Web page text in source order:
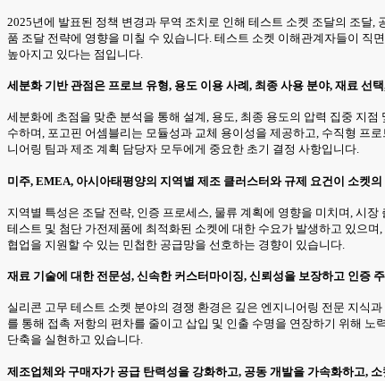
2025년에 발표된 정책 변경과 무역 조치로 인해 테스트 소켓 조달의 조달
품 조달 전략에 영향을 미칠 수 있습니다. 테스트 소켓 이해관계자들이 직
높아지고 있다는 점입니다.
세분화 기반 관점은 프로브 유형, 용도 이용 사례, 최종 사용 분야, 재료 선
세분화에 초점을 맞춘 분석을 통해 설계, 용도, 최종 용도의 압력 집중 지
수하며, 포고핀 어셈블리는 모듈성과 교체 용이성을 제공하고, 수직형 프
니어링 팀과 제조 계획 담당자 모두에게 중요한 초기 결정 사항입니다.
미주, EMEA, 아시아태평양의 지역별 제조 클러스터와 규제 요건이 소켓
지역별 특성은 조달 전략, 인증 프로세스, 물류 계획에 영향을 미치며, 시
테스트 및 첨단 가전제품에 최적화된 소켓에 대한 수요가 발생하고 있으
협업을 지원할 수 있는 민첩한 공급망을 선호하는 경향이 있습니다.
재료 기술에 대한 전문성, 신속한 커스터마이징, 신뢰성을 보장하고 인증
실리콘 고무 테스트 소켓 분야의 경쟁 환경은 깊은 엔지니어링 전문 지식
를 통해 접촉 저항의 편차를 줄이고 삽입 및 인출 수명을 연장하기 위해
단축을 실현하고 있습니다.
제조업체와 구매자가 공급 탄력성을 강화하고, 공동 개발을 가속화하고,